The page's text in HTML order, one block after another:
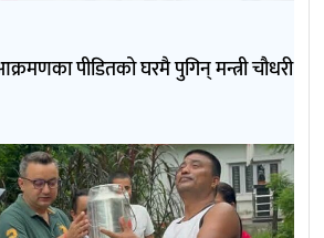
पीडितको घरमै पुगिन् मन्त्री चौधरी